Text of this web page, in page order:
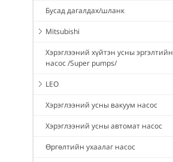
Бусад дагалдах/шланк
Mitsubishi
Хэрэглээний хүйтэн усны эргэлтийн
насос /Super pumps/
LEO
Хэрэглээний усны вакуум насос
Хэрэглээний усны автомат насос
Өргөлтийн ухаалаг насос